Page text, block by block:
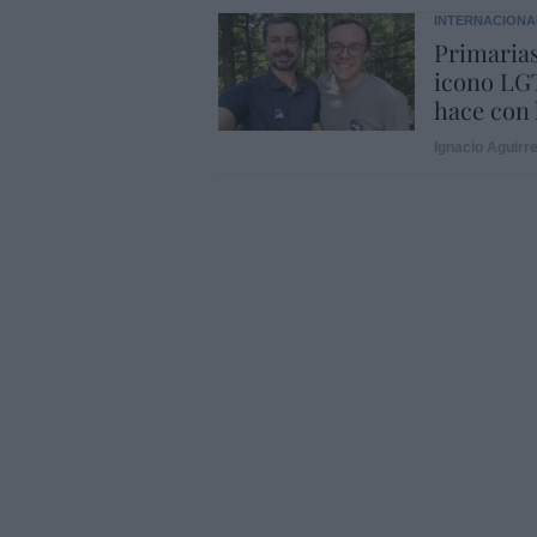
INTERNACIONAL
icono
hace